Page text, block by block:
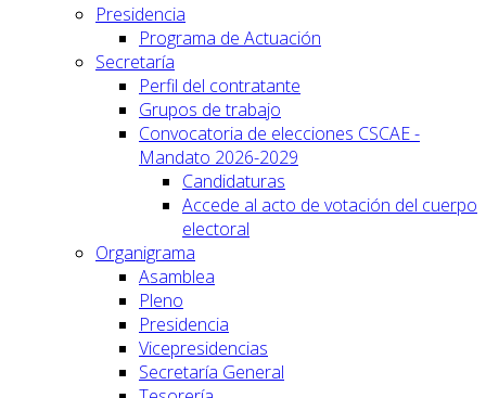
Presidencia
Programa de Actuación
Secretaría
Perfil del contratante
Grupos de trabajo
Convocatoria de elecciones CSCAE -
Mandato 2026-2029
Candidaturas
Accede al acto de votación del cuerpo
electoral
Organigrama
Asamblea
Pleno
Presidencia
Vicepresidencias
Secretaría General